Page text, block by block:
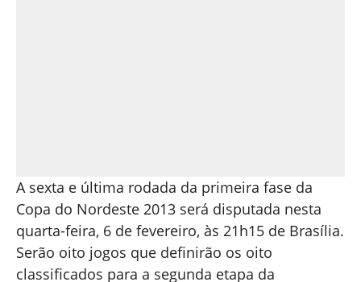
A sexta e última rodada da primeira fase da
Copa do Nordeste 2013 será disputada nesta
quarta-feira, 6 de fevereiro, às 21h15 de Brasília.
Serão oito jogos que definirão os oito
classificados para a segunda etapa da